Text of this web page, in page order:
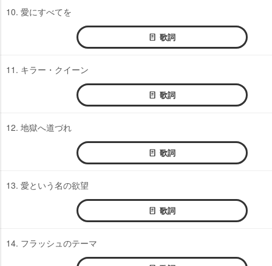
10. 愛にすべてを
歌詞
11. キラー・クイーン
歌詞
12. 地獄へ道づれ
歌詞
13. 愛という名の欲望
歌詞
14. フラッシュのテーマ